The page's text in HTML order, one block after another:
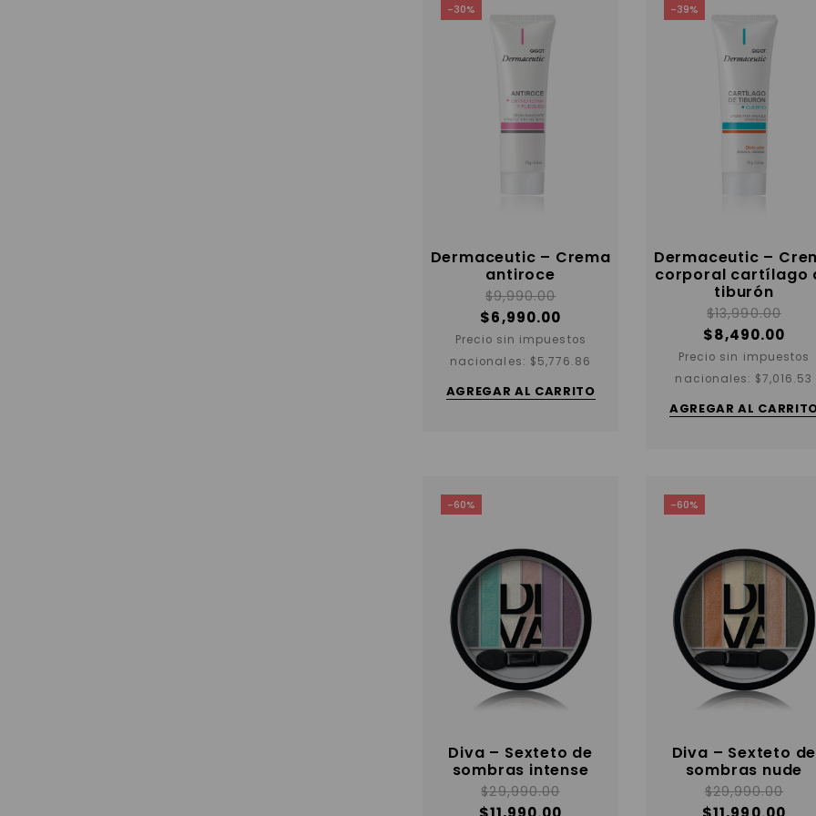
-30%
Dermaceutic – Crema
antiroce
$9,990.00
$6,990.00
Precio sin impuestos
nacionales: $5,776.86
AGREGAR AL CARRITO
-39%
Dermaceutic –
corporal cartílago
tiburón
$13,990.00
$8,490.00
Precio sin impuestos
nacionales: $7,016.53
AGREGAR AL
-60%
Diva – Sexteto de
sombras intense
$29,990.00
-60%
Diva – Sexteto de
sombras nude
$29,990.00